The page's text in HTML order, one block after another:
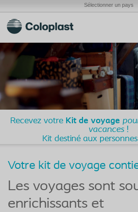
Sélectionner un pays
Recevez votre Kit de voyage
vacances!
Kit destiné aux
Votre kit de voyage
Les voyages sont
enrichissants et